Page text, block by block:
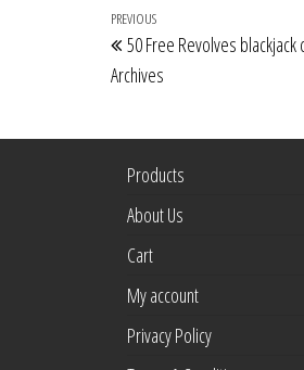
Post
navigation
Previous
Post
PREVIOUS
50 Free Revolves
Archives
Products
About Us
Cart
My account
Privacy Policy